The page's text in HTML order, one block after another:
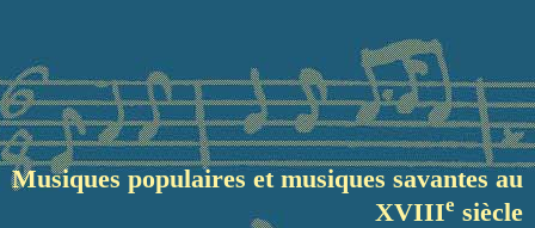
Musiques populaires et musiques savantes au
XVIIIe siècle